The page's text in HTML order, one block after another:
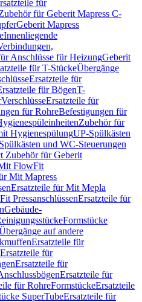
für
für Geberit Mapress C-
Geberit Mapress
Innenliegende
Anschlüsse für HeizungGeberit
für T-StückeÜbergänge
Ersatzteile für
für BögenT-
VerschlüsseErsatzteile für
für RohreBefestigungen für
Zubehör für
HygienespülungUP-Spülkästen
und WC-Steuerungen
Zubehör für Geberit
FlowFit
Mit Mapress
Ersatzteile für Mit Mepla
PressanschlüssenErsatzteile für
Gebäude-
Formstücke
auf andere
Ersatzteile für
Ersatzteile für
Ersatzteile für
Ersatzteile für
für RohreFormstückeErsatzteile
SuperTubeErsatzteile für